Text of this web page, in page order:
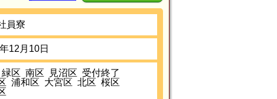
員寮
12月10日
緑区 南区 見沼区 受付終了
浦和区 大宮区 北区 桜区